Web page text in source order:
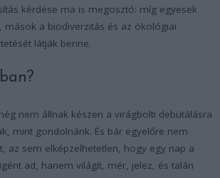
kérdése ma is megosztó: míg egyesek
mások a biodiverzitás és az ökológiai
látják benne.
nem állnak készen a virágbolti debütálásra
mint gondolnánk. És bár egyelőre nem
az sem elképzelhetetlen, hogy egy nap a
ad, hanem világít, mér, jelez, és talán